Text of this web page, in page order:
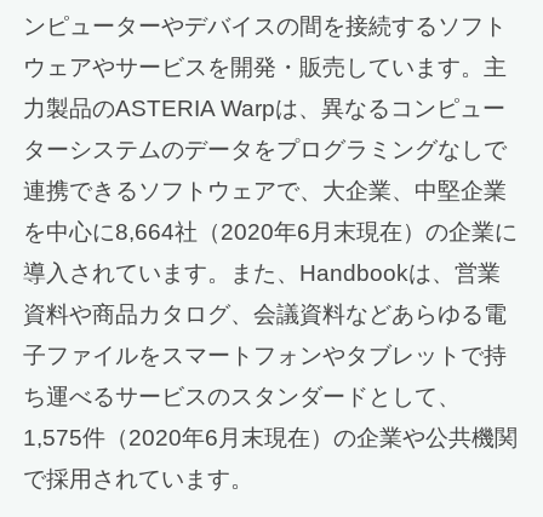
ンピューターやデバイスの間を接続するソフト
ウェアやサービスを開発・販売しています。主
力製品のASTERIA Warpは、異なるコンピュー
ターシステムのデータをプログラミングなしで
連携できるソフトウェアで、大企業、中堅企業
を中心に8,664社（2020年6月末現在）の企業に
導入されています。また、Handbookは、営業
資料や商品カタログ、会議資料などあらゆる電
子ファイルをスマートフォンやタブレットで持
ち運べるサービスのスタンダードとして、
1,575件（2020年6月末現在）の企業や公共機関
で採用されています。